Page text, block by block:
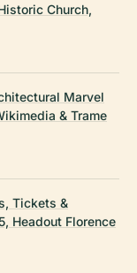
Church,
Marvel
& Trame
Tickets &
Headout Florence